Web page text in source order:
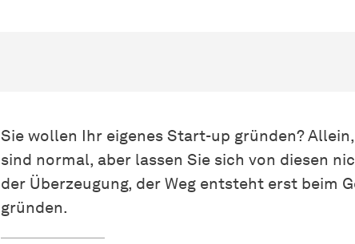
Sie wollen Ihr eigenes Start-up gründen?
sind normal, aber lassen Sie sich von diesen
der Überzeugung, der Weg entsteht erst beim
gründen.